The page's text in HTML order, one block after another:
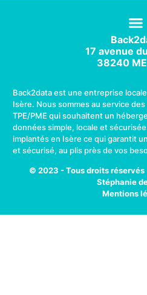
17 avenue
38240
Back2data est une entreprise
Isère. Nous sommes au service
TPE/PME qui souhaitent un
données simple, locale et
implantés en Isère ce qui garantit
et sécurisé, au plis près de vos
© 2023 - Tous droits
Stéphanie
Mentions